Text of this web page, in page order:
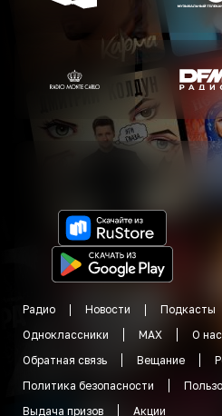
Радио Новости Подкасты
Одноклассники
MAX О нас
Обратная связь
Вещание
Политика безопасности
Выдача призов
Акции